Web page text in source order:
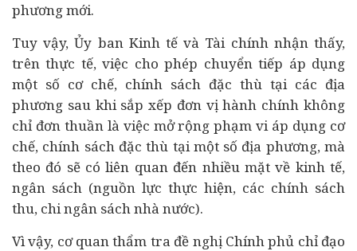
phương mới.
Tuy vậy, Ủy ban Kinh tế và Tài chính nhận thấy,
trên thực tế, việc cho phép chuyển tiếp áp dụng
một số cơ chế, chính sách đặc thù tại các địa
phương sau khi sắp xếp đơn vị hành chính không
chỉ đơn thuần là việc mở rộng phạm vi áp dụng cơ
chế, chính sách đặc thù tại một số địa phương, mà
theo đó sẽ có liên quan đến nhiều mặt về kinh tế,
ngân sách (nguồn lực thực hiện, các chính sách
thu, chi ngân sách nhà nước).
Vì vậy, cơ quan thẩm tra đề nghị Chính phủ chỉ đạo